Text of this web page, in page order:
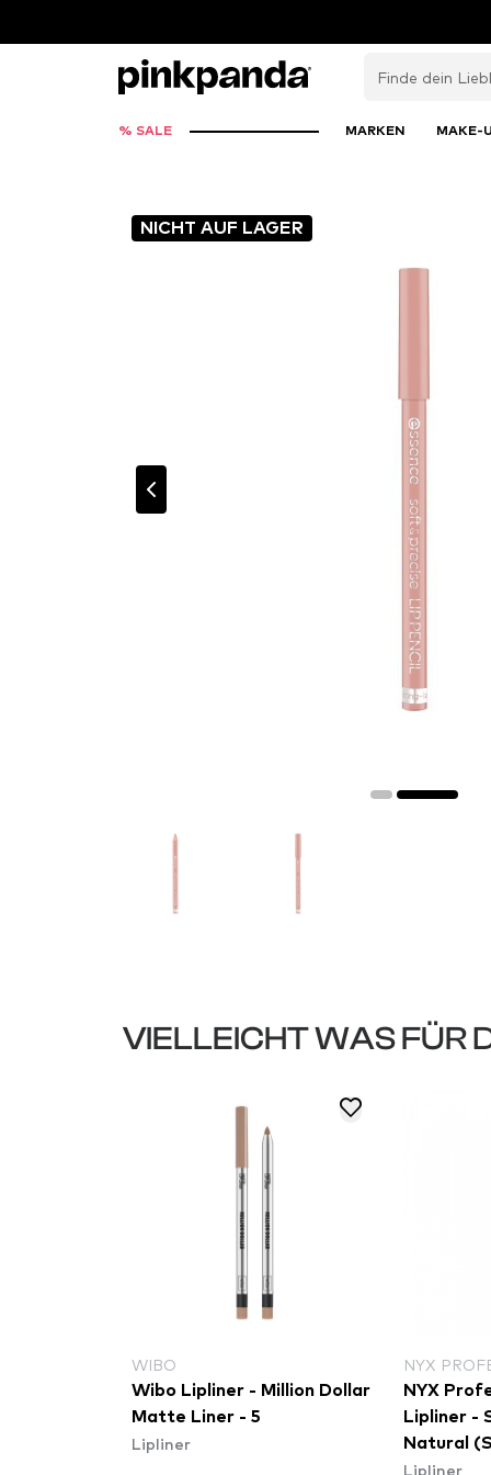
% SALE MARKEN MAKE-
NICHT AUF LAGER
VIELLEICHT WAS FÜR
WIBO
Wibo Lipliner - Million Dollar
Matte Liner - 5
Lipliner
NYX
NYX
Lipliner -
Natural
Lipliner